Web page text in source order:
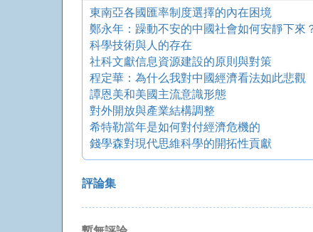
東南亞各國匯率制度選擇的內在困境
鄭永年：躁動不安的中國社會如何安靜下來
科學技術與人的存在
社科文獻信息資源建設的原則與對策
程定華：為什么我對中國經濟看法如此悲觀
譚恩美和美國主流意識形態
對外開放與產業結構調整
希特勒當年是如何對付經濟危機的
錢學森對現代思維科學的開拓性貢獻
評論集